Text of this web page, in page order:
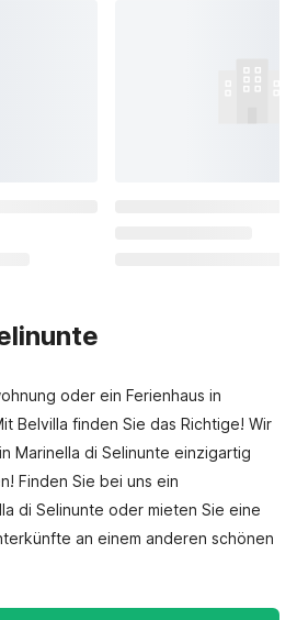
oder ein Ferienhaus in
Belvilla finden Sie das Richtige! Wir
Marinella di Selinunte einzigartig
Finden Sie bei uns ein
di Selinunte oder mieten Sie eine
an einem anderen schönen